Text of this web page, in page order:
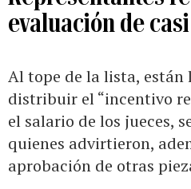
evaluación de
Al tope de la lista, están
distribuir el “incentivo
el salario de los jueces,
quienes advirtieron,
aprobación de otras